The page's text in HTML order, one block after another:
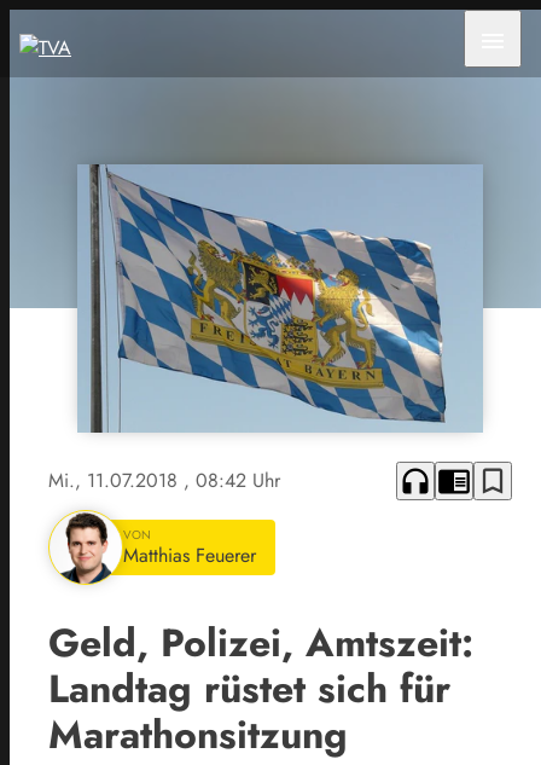
Mi., 11.07.2018 , 08:42 Uhr headphones chrome_reader_mode bookmark_border
VON
Matthias Feuerer
Geld, Polizei, Amtszeit:
Landtag rüstet sich für
Marathonsitzung